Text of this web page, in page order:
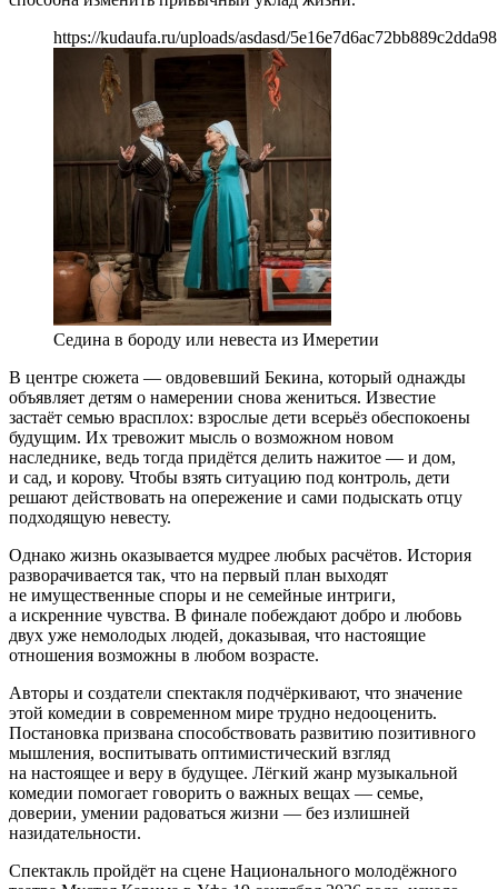
https://kudaufa.ru/uploads/asdasd/
Седина в бороду или невеста из Имеретии
В центре сюжета — овдовевший Бекина, который однажды
объявляет детям о намерении снова жениться. Известие
застаёт семью врасплох: взрослые дети всерьёз обеспокоены
будущим. Их тревожит мысль о возможном новом
наследнике, ведь тогда придётся делить нажитое — и дом,
и сад, и корову. Чтобы взять ситуацию под контроль, дети
решают действовать на опережение и сами подыскать отцу
подходящую невесту.
Однако жизнь оказывается мудрее любых расчётов. История
разворачивается так, что на первый план выходят
не имущественные споры и не семейные интриги,
а искренние чувства. В финале побеждают добро и любовь
двух уже немолодых людей, доказывая, что настоящие
отношения возможны в любом возрасте.
Авторы и создатели спектакля подчёркивают, что значение
этой комедии в современном мире трудно недооценить.
Постановка призвана способствовать развитию позитивного
мышления, воспитывать оптимистический взгляд
на настоящее и веру в будущее. Лёгкий жанр музыкальной
комедии помогает говорить о важных вещах — семье,
доверии, умении радоваться жизни — без излишней
назидательности.
Спектакль пройдёт на сцене Национального молодёжного